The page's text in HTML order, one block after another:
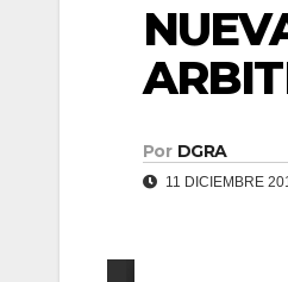
Por DGRA
11 DICIEMBRE